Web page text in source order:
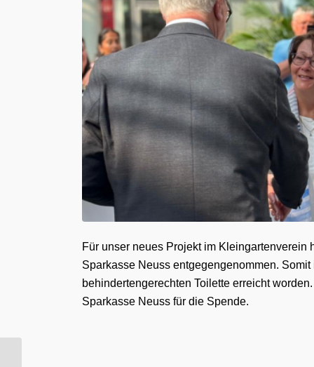
Für unser neues Projekt im Kleingartenverein
Sparkasse Neuss entgegengenommen.
behindertengerechten Toilette erreicht
Sparkasse Neuss für die Spende.